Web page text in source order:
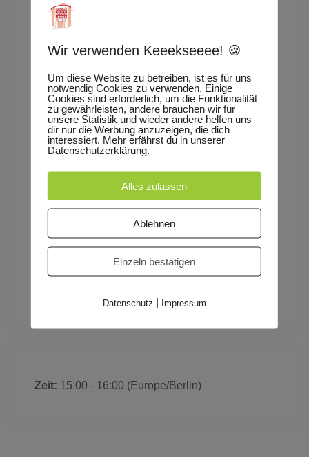
an. Und das tagelang.
Duft in die Welt kamen, wie man mit Düften reisen
kann, über Großmutters Nase und mich, Tishina.
Und in ganz unspektakulärer und unbefangener
Weise auch noch ein Stück über das Leben und
über die letzte große Reise, die irgendwann alle
Menschen antreten werden.
Eine Produktion des Kinder- und Jugendtheaters
Speyer mit dem „Ensemble Colourage“ der
Deutschen Staatsphilharmonie Rheinland-Pfalz
Zeit: 15:00 - 16:00 (Europe/Berlin)
Wir verwenden Keeekseeee! 🍪
Um diese Website zu betreiben, ist es für uns
notwendig Cookies zu verwenden. Einige
Cookies sind erforderlich, um die Funktionalität
zu gewährleisten, andere brauchen wir für
unsere Statistik und wieder andere helfen uns
dir nur die Werbung anzuzeigen, die dich
interessiert. Mehr erfährst du in unserer
Datenschutzerklärung.
Alles zulassen
Ablehnen
Einzeln bestätigen
Datenschutz Impressum